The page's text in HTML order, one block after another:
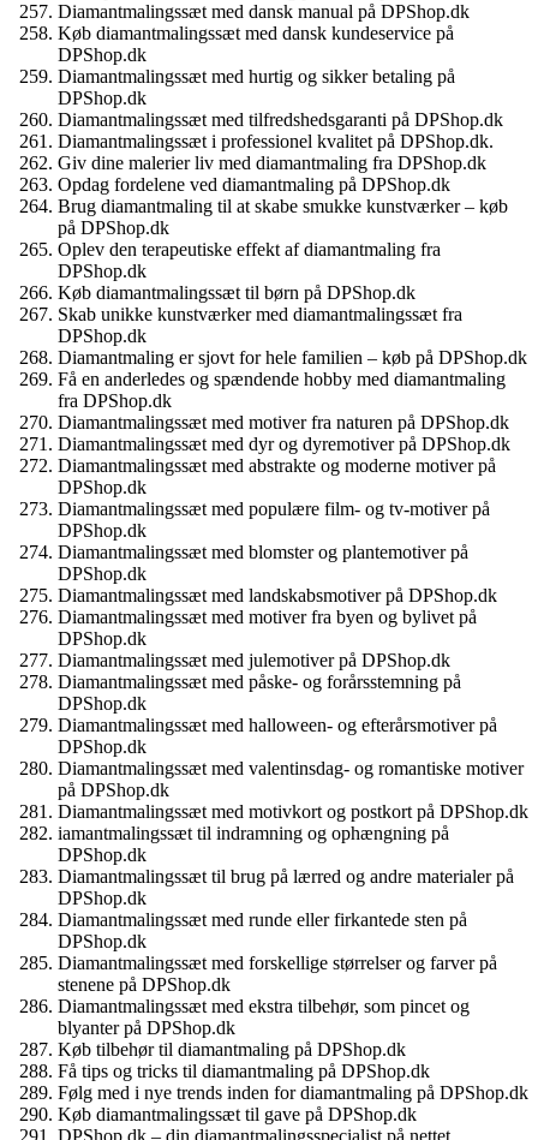
Diamantmalingssæt med dansk manual på DPShop.dk
Køb diamantmalingssæt med dansk kundeservice på
DPShop.dk
Diamantmalingssæt med hurtig og sikker betaling på
DPShop.dk
Diamantmalingssæt med tilfredshedsgaranti på DPShop.dk
Diamantmalingssæt i professionel kvalitet på DPShop.dk.
Giv dine malerier liv med diamantmaling fra DPShop.dk
Opdag fordelene ved diamantmaling på DPShop.dk
Brug diamantmaling til at skabe smukke kunstværker – køb
på DPShop.dk
Oplev den terapeutiske effekt af diamantmaling fra
DPShop.dk
Køb diamantmalingssæt til børn på DPShop.dk
Skab unikke kunstværker med diamantmalingssæt fra
DPShop.dk
Diamantmaling er sjovt for hele familien – køb på DPShop.dk
Få en anderledes og spændende hobby med diamantmaling
fra DPShop.dk
Diamantmalingssæt med motiver fra naturen på DPShop.dk
Diamantmalingssæt med dyr og dyremotiver på DPShop.dk
Diamantmalingssæt med abstrakte og moderne motiver på
DPShop.dk
Diamantmalingssæt med populære film- og tv-motiver på
DPShop.dk
Diamantmalingssæt med blomster og plantemotiver på
DPShop.dk
Diamantmalingssæt med landskabsmotiver på DPShop.dk
Diamantmalingssæt med motiver fra byen og bylivet på
DPShop.dk
Diamantmalingssæt med julemotiver på DPShop.dk
Diamantmalingssæt med påske- og forårsstemning på
DPShop.dk
Diamantmalingssæt med halloween- og efterårsmotiver på
DPShop.dk
Diamantmalingssæt med valentinsdag- og romantiske motiver
på DPShop.dk
Diamantmalingssæt med motivkort og postkort på DPShop.dk
iamantmalingssæt til indramning og ophængning på
DPShop.dk
Diamantmalingssæt til brug på lærred og andre materialer på
DPShop.dk
Diamantmalingssæt med runde eller firkantede sten på
DPShop.dk
Diamantmalingssæt med forskellige størrelser og farver på
stenene på DPShop.dk
Diamantmalingssæt med ekstra tilbehør, som pincet og
blyanter på DPShop.dk
Køb tilbehør til diamantmaling på DPShop.dk
Få tips og tricks til diamantmaling på DPShop.dk
Følg med i nye trends inden for diamantmaling på DPShop.dk
Køb diamantmalingssæt til gave på DPShop.dk
DPShop.dk – din diamantmalingsspecialist på nettet